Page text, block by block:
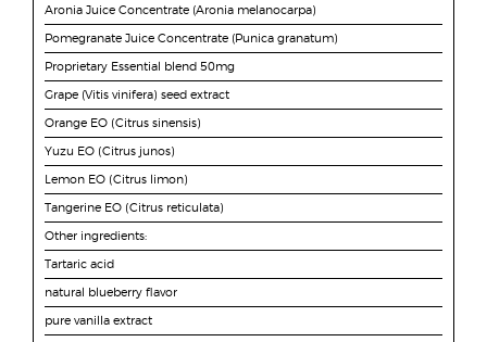
Aronia Juice Concentrate (Aronia melanocarpa)
Pomegranate Juice Concentrate (Punica granatum)
Proprietary Essential blend 50mg
Grape (Vitis vinifera) seed extract
Orange EO (Citrus sinensis)
Yuzu EO (Citrus junos)
Lemon EO (Citrus limon)
Tangerine EO (Citrus reticulata)
Other ingredients:
Tartaric acid
natural blueberry flavor
pure vanilla extract